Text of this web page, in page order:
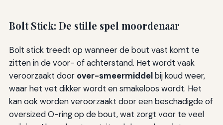
Bolt Stick: De stille spel moordenaar
Bolt stick treedt op wanneer de bout vast komt te
zitten in de voor- of achterstand. Het wordt vaak
veroorzaakt door over-smeermiddelbij koud weer,
waar het vet dikker wordt en smakeloos wordt. Het
kan ook worden veroorzaakt door een beschadigde of
oversized O-ring op de bout, wat zorgt voor te veel